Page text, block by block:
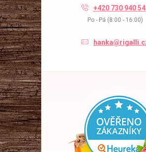
+420 730 940
Po - Pá (8:00 - 16:00)